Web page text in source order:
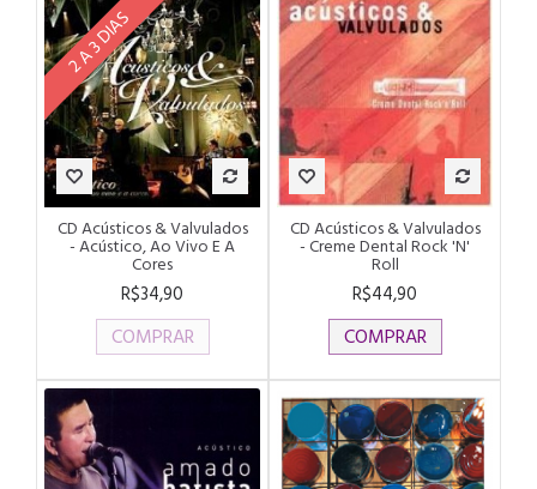
2 A 3 DIAS
CD Acústicos & Valvulados
- Acústico, Ao Vivo E A
Cores
R$34,90
COMPRAR
CD Acústicos & Valvulados
- Creme Dental Rock 'N'
Roll
R$44,90
COMPRAR